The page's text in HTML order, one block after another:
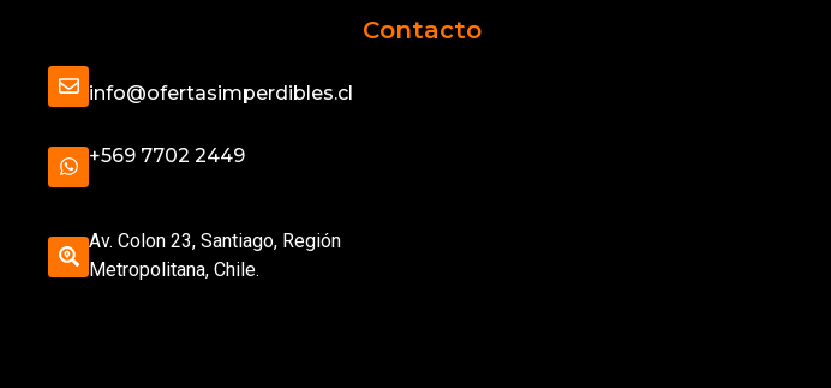
Contacto
info@ofertasimperdibles.cl
+569 7702 2449
Av. Colon 23, Santiago, Región
Metropolitana, Chile.